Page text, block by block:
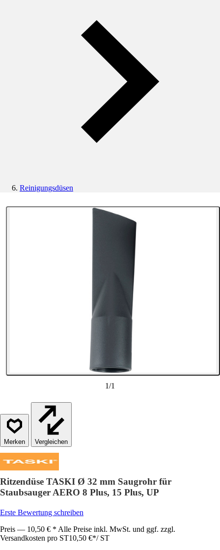
Reinigungsdüsen
1/1
Vergleichen
Ritzendüse TASKI Ø 32 mm Saugrohr für
Staubsauger AERO 8 Plus, 15 Plus, UP
Erste Bewertung schreiben
Preis — 10,50 € * Alle Preise inkl. MwSt. und ggf. zzgl.
Versandkosten pro ST10,50 €*/ ST